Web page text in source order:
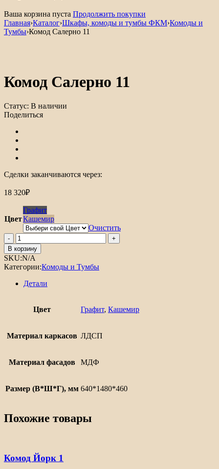
Ваша корзина пуста Продолжить покупки
Главная›Каталог›Шкафы, комоды и тумбы ФКМ›Комоды и
Тумбы›Комод Салерно 11
Комод Салерно 11
Статус: В наличии
Поделиться
Сделки заканчиваются через:
18 320₽
Цвет
Графит
Кашемир
Очистить
Количество
товара
Комод
Салерно
11
В корзину
SKU:N/A
Категории:Комоды и Тумбы
Детали
Цвет Графит, Кашемир
Материал каркасов ЛДСП
Материал фасадов МДФ
Размер (В*Ш*Г), мм 640*1480*460
Похожие товары
Комод Йорк 1